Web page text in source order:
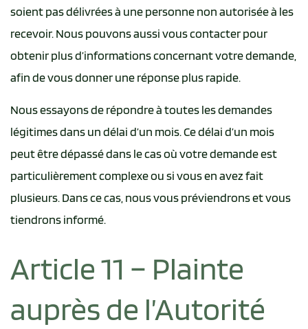
soient pas délivrées à une personne non autorisée à les
recevoir. Nous pouvons aussi vous contacter pour
obtenir plus d’informations concernant votre demande,
afin de vous donner une réponse plus rapide.
Nous essayons de répondre à toutes les demandes
légitimes dans un délai d’un mois. Ce délai d’un mois
peut être dépassé dans le cas où votre demande est
particulièrement complexe ou si vous en avez fait
plusieurs. Dans ce cas, nous vous préviendrons et vous
tiendrons informé.
Article 11 – Plainte
auprès de l’Autorité